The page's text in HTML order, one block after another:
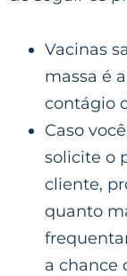
Vacinas
massa é
contágio
Caso
solicite o
cliente,
quanto
a chance